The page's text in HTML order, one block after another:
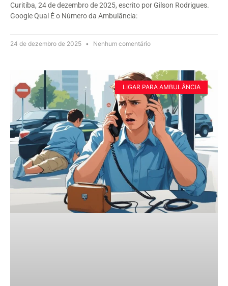
Curitiba, 24 de dezembro de 2025, escrito por Gilson Rodrigues.
Google Qual É o Número da Ambulância:
24 de dezembro de 2025 Nenhum comentário
LIGAR PARA AMBULÂNCIA